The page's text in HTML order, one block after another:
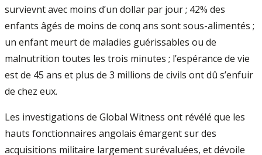
survievnt avec moins d’un dollar par jour ; 42% des
enfants âgés de moins de conq ans sont sous-alimentés ;
un enfant meurt de maladies guérissables ou de
malnutrition toutes les trois minutes ; l’espérance de vie
est de 45 ans et plus de 3 millions de civils ont dû s’enfuir
de chez eux.
Les investigations de Global Witness ont révélé que les
hauts fonctionnaires angolais émargent sur des
acquisitions militaire largement surévaluées, et dévoile